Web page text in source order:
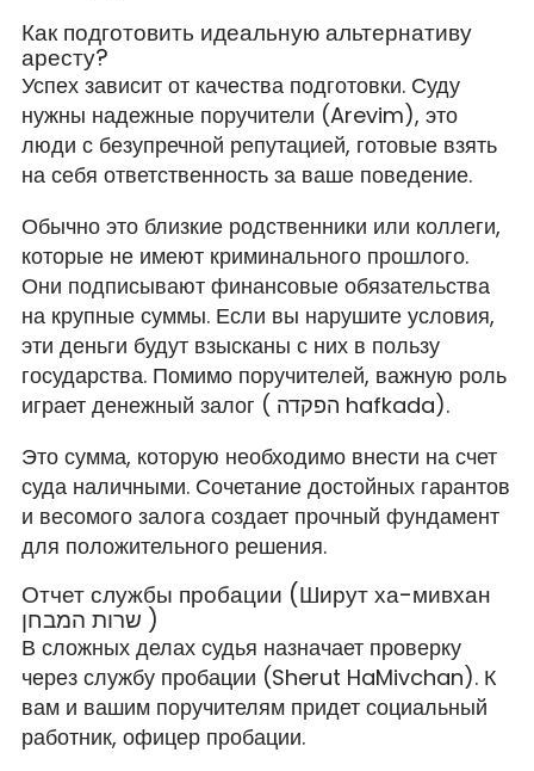
Как подготовить идеальную альтернативу
аресту?
Успех зависит от качества подготовки. Суду
нужны надежные поручители (Arevim), это
люди с безупречной репутацией, готовые взять
на себя ответственность за ваше поведение.
Обычно это близкие родственники или коллеги,
которые не имеют криминального прошлого.
Они подписывают финансовые обязательства
на крупные суммы. Если вы нарушите условия,
эти деньги будут взысканы с них в пользу
государства. Помимо поручителей, важную роль
играет денежный залог ( הפקדה hafkada).
Это сумма, которую необходимо внести на счет
суда наличными. Сочетание достойных гарантов
и весомого залога создает прочный фундамент
для положительного решения.
Отчет службы пробации (Ширут ха-мивхан
שרות המבחן )
В сложных делах судья назначает проверку
через службу пробации (Sherut HaMivchan). К
вам и вашим поручителям придет социальный
работник, офицер пробации.